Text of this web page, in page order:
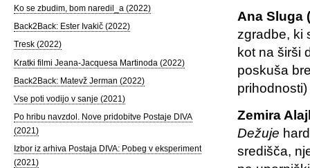
Ana Sluga
zgradbe, ki
kot na širši
poskuša
Zemira
Dežuje
središča,
Ko se zbudim, bom naredil_a (2022)
Back2Back: Ester Ivakič (2022)
Tresk (2022)
Kratki filmi Jeana-Jacquesa Martinoda (2022)
Back2Back: Matevž Jerman (2022)
Vse poti vodijo v sanje (2021)
Po hribu navzdol. Nove pridobitve Postaje DIVA
(2021)
Izbor iz arhiva Postaja DIVA: Pobeg v eksperiment
(2021)